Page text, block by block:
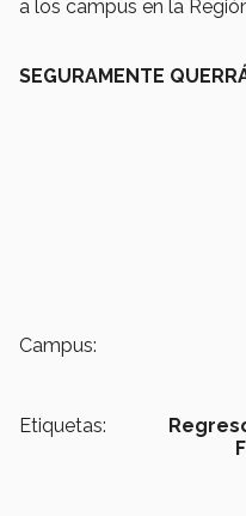
a los campus en la
SEGURAMENTE
Campus:
Etiquetas: